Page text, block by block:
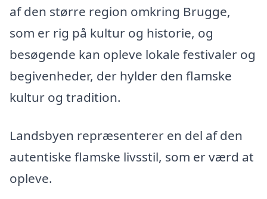
af den større region omkring Brugge,
som er rig på kultur og historie, og
besøgende kan opleve lokale festivaler og
begivenheder, der hylder den flamske
kultur og tradition.
Landsbyen repræsenterer en del af den
autentiske flamske livsstil, som er værd at
opleve.